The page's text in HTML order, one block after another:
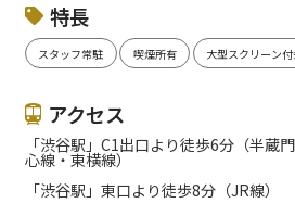
特長
スタッフ常駐 喫煙所有 大型スクリーン
アクセス
「渋谷駅」C1出口より徒歩6分（半蔵
心線・東横線）
「渋谷駅」東口より徒歩8分（JR線）